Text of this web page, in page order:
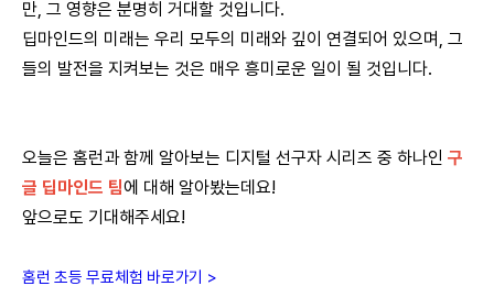
만, 그 영향은 분명히 거대할 것입니다.
딥마인드의 미래는 우리 모두의 미래와 깊이 연결되어 있으며, 그
들의 발전을 지켜보는 것은 매우 흥미로운 일이 될 것입니다.
오늘은 홈런과 함께 알아보는 디지털 선구자 시리즈 중 하나인 구
글 딥마인드 팀에 대해 알아봤는데요!
앞으로도 기대해주세요!
홈런 초등 무료체험 바로가기 >